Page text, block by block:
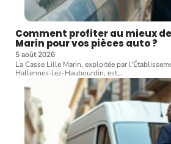
Comment profiter au mieux
Marin pour vos pièces auto ?
5 août 2026
La Casse Lille Marin, exploitée par
Hallennes-lez-Haubourdin, est…